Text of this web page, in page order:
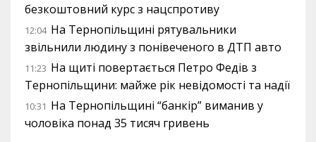
безкоштовний курс з нацспротиву
12:04 На Тернопільщині рятувальники
звільнили людину з понівеченого в ДТП авто
11:23 На щиті повертається Петро Федів з
Тернопільщини: майже рік невідомості та надії
10:31 На Тернопільщині “банкір” виманив у
чоловіка понад 35 тисяч гривень